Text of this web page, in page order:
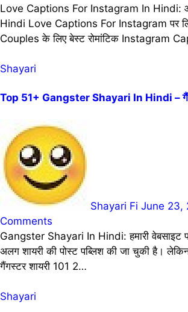
Love Captions For Instagram In Hindi: आज की ये पोस्ट
Hindi Love Captions For Instagram पर
Couples के लिए बेस्ट रोमांटिक Instagram
Shayari
Top 51+ Gangster Shayari In Hindi –
Shayari Fi June 23,
Comments
Gangster Shayari In Hindi: हमारी वेबसाइट पर अभी तक कई अलग
अलग शायरी की पोस्ट पब्लिश की जा चुकी है।
गैंगस्टर शायरी 101 2…
Shayari